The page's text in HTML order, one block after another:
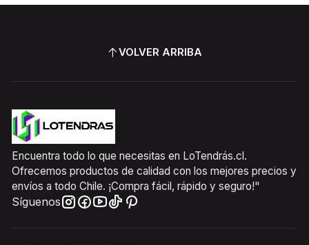
VOLVER ARRIBA
Encuentra todo lo que necesitas en LoTendrás.cl.
Ofrecemos productos de calidad con los mejores precios y
envíos a todo Chile. ¡Compra fácil, rápido y seguro!"
Síguenos